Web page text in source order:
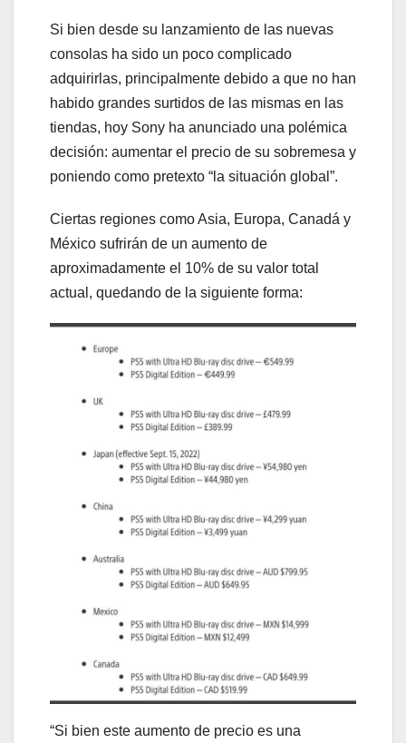
Si bien desde su lanzamiento de las nuevas
consolas ha sido un poco complicado
adquirirlas, principalmente debido a que no han
habido grandes surtidos de las mismas en las
tiendas, hoy Sony ha anunciado una polémica
decisión: aumentar el precio de su sobremesa y
poniendo como pretexto “la situación global”.
Ciertas regiones como Asia, Europa, Canadá y
México sufrirán de un aumento de
aproximadamente el 10% de su valor total
actual, quedando de la siguiente forma:
“Si bien este aumento de precio es una